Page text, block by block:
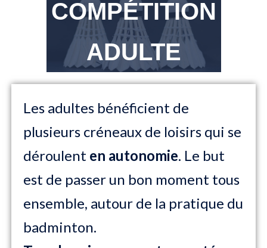
COMPÉTITION
ADULTE
Les adultes bénéficient de
plusieurs créneaux de loisirs qui se
déroulent en autonomie. Le but
est de passer un bon moment tous
ensemble, autour de la pratique du
badminton.